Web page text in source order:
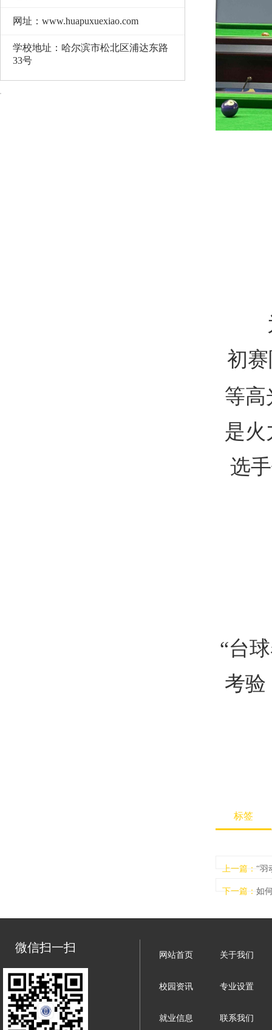
网址：www.huapuxuexiao.com
学校地址：哈尔滨市松北区浦达东路
33号
初
等高
是火
选
“台
考验
标签
上一篇： “羽
下一篇： 如
微信扫一扫
网站首页 关于我们
校园资讯 专业设置
就业信息 联系我们